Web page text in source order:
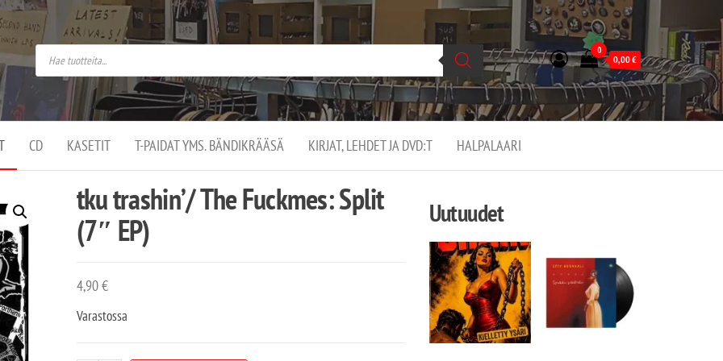
–
on
0
0,00€
CD KASETIT T-PAIDAT YMS. BÄNDIKRÄÄSÄ KIRJAT, LEHDET JA DVD:T HALPALAARI
tku trashin’/ The Fuckmes: Split
(7″ EP)
4,90€
Varastossa
Uutuudet